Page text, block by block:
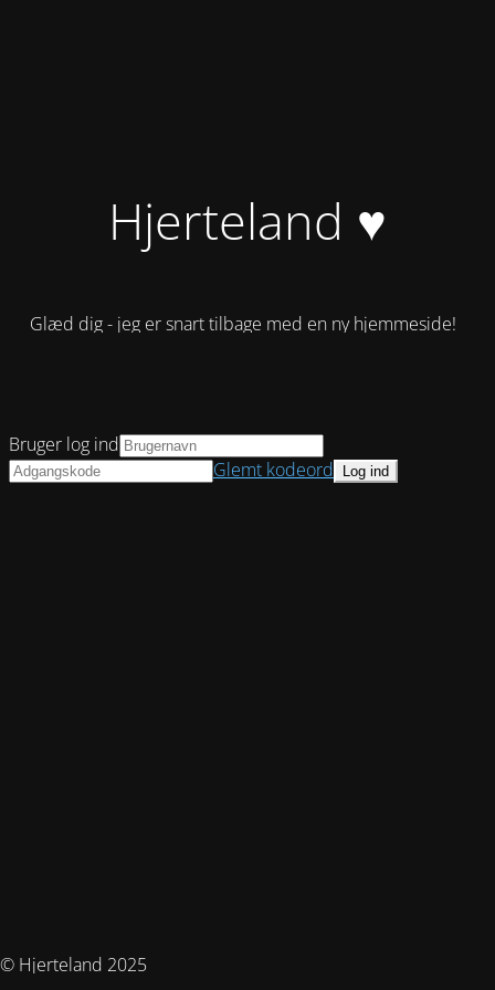
Hjerteland ♥
Glæd dig - jeg er snart tilbage med en ny hjemmeside!
© Hjerteland 2025
Bruger log ind
Glemt kodeord